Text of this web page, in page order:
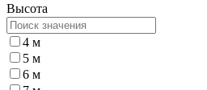
Высота
4 м
5 м
6 м